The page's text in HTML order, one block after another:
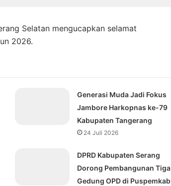
Selatan mengucapkan selamat
2026.
Generasi Muda Jadi Fokus
Jambore Harkopnas ke-79
Kabupaten Tangerang
24 Juli 2026
DPRD Kabupaten Serang
Dorong Pembangunan Tiga
Gedung OPD di Puspemkab